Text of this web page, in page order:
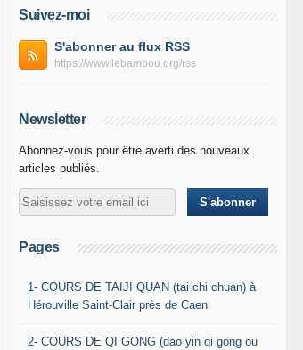
Suivez-moi
S'abonner au flux RSS
https://www.lebambou.org/rss
Newsletter
Abonnez-vous pour être averti des nouveaux
articles publiés.
Pages
1- COURS DE TAIJI QUAN (tai chi chuan) à
Hérouville Saint-Clair près de Caen
2- COURS DE QI GONG (dao yin qi gong ou